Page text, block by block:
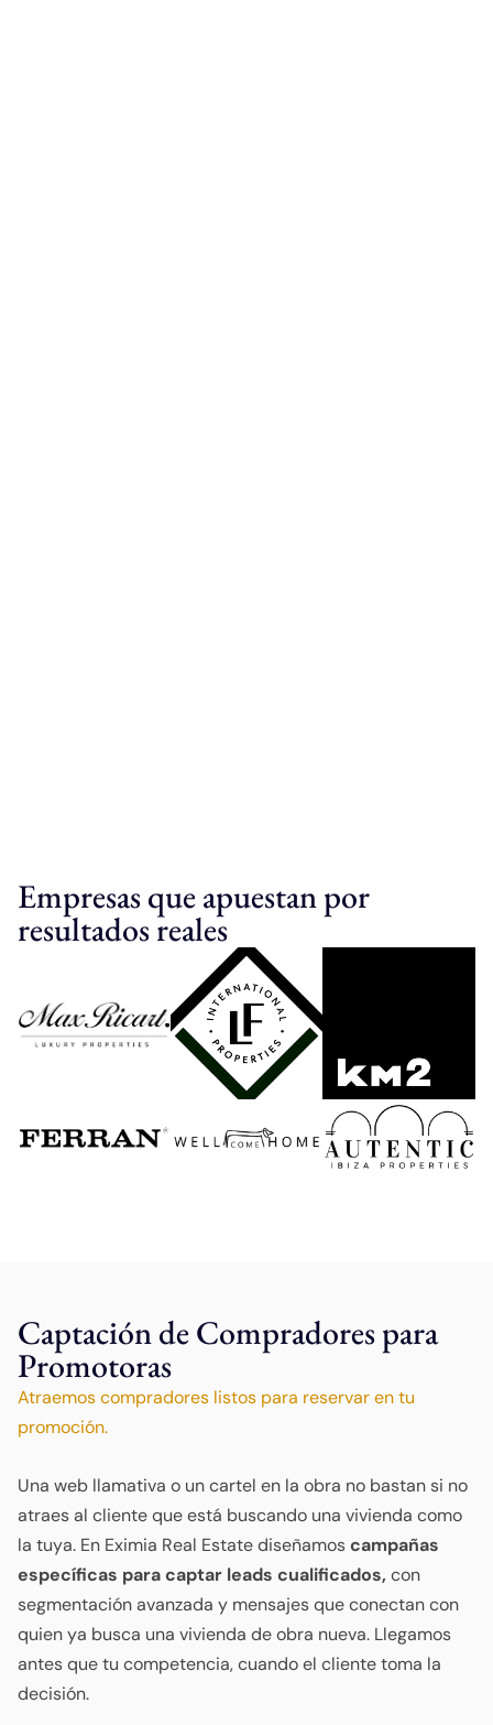
Empresas que apuestan por
resultados reales
Captación de Compradores para
Promotoras
Atraemos compradores listos para reservar en tu
promoción.
Una web llamativa o un cartel en la obra no bastan si no
atraes al cliente que está buscando una vivienda como
la tuya. En Eximia Real Estate diseñamoscampañas
específicas para captar leads cualificados, con
segmentación avanzada y mensajes que conectan con
quien ya busca una vivienda de obra nueva. Llegamos
antes que tu competencia, cuando el cliente toma la
decisión.